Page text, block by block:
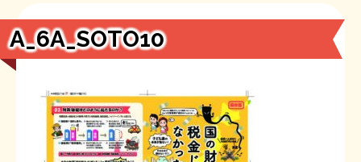
【国の、本当の】財源チラシ／旧・財源研究室
もっと知りたい方へ
旧・財源研究室について
チラシ発行部数
旧・財研出版について
A_6A_SOTO10